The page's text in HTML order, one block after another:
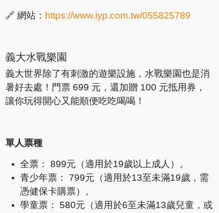
🔗 網站： https://www.iyp.com.tw/055825789
義大水戰樂園
義大世界除了有刺激的遊樂設施，水戰樂園也是消
暑好去處！門票 699 元，還加贈 100 元抵用券，
讓你玩得開心又能順便吃吃喝喝！
單人票種
全票： 899元（適用於19歲以上成人）。
青少年票： 799元（適用於13至未滿19歲，需
憑健保卡購票）。
學童票： 580元（適用於6至未滿13歲兒童，或